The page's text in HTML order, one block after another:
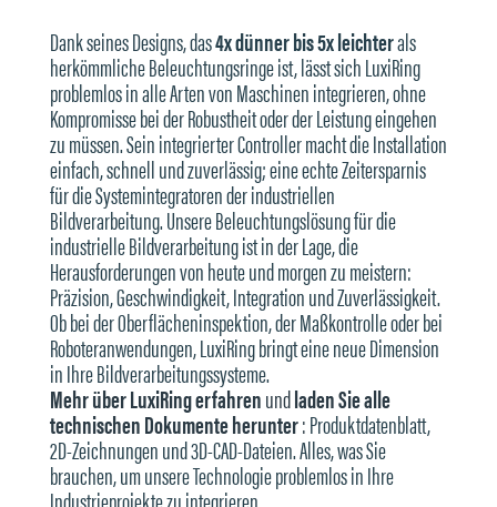
Dank seines Designs, das4x dünner bis 5x leichterals
herkömmliche Beleuchtungsringe ist, lässt sich LuxiRing
problemlos in alle Arten von Maschinen integrieren, ohne
Kompromisse bei der Robustheit oder der Leistung eingehen
zu müssen. Sein integrierter Controller macht die Installation
einfach, schnell und zuverlässig; eine echte Zeitersparnis
für die Systemintegratoren der industriellen
Bildverarbeitung. Unsere Beleuchtungslösung für die
industrielle Bildverarbeitung ist in der Lage, die
Herausforderungen von heute und morgen zu meistern:
Präzision, Geschwindigkeit, Integration und Zuverlässigkeit.
Ob bei der Oberflächeninspektion, der Maßkontrolle oder bei
Roboteranwendungen, LuxiRing bringt eine neue Dimension
in Ihre Bildverarbeitungssysteme.
Mehr über LuxiRing erfahrenundladen Sie alle
technischen Dokumente herunter:Produktdatenblatt,
2D-Zeichnungen und 3D-CAD-Dateien. Alles, was Sie
brauchen, um unsere Technologie problemlos in Ihre
Industrieprojekte zu integrieren.